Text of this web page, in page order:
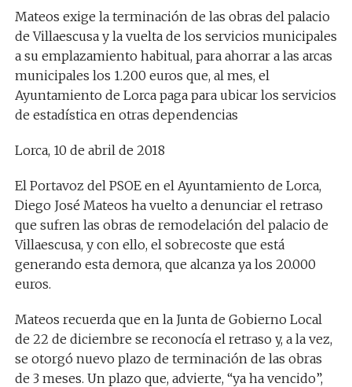
Mateos exige la terminación de las obras del palacio
de Villaescusa y la vuelta de los servicios municipales
a su emplazamiento habitual, para ahorrar a las arcas
municipales los 1.200 euros que, al mes, el
Ayuntamiento de Lorca paga para ubicar los servicios
de estadística en otras dependencias
Lorca, 10 de abril de 2018
El Portavoz del PSOE en el Ayuntamiento de Lorca,
Diego José Mateos ha vuelto a denunciar el retraso
que sufren las obras de remodelación del palacio de
Villaescusa, y con ello, el sobrecoste que está
generando esta demora, que alcanza ya los 20.000
euros.
Mateos recuerda que en la Junta de Gobierno Local
de 22 de diciembre se reconocía el retraso y, a la vez,
se otorgó nuevo plazo de terminación de las obras
de 3 meses. Un plazo que, advierte, “ya ha vencido”,